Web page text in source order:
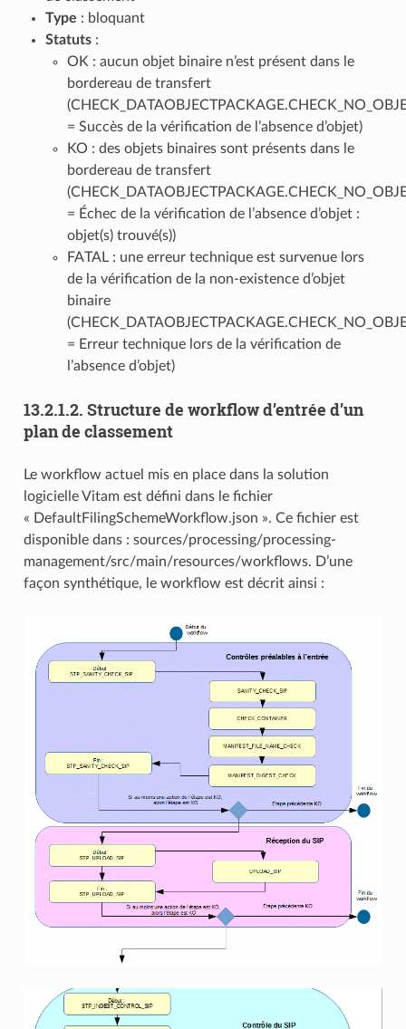
Type : bloquant
Statuts:
OK : aucun objet binaire n’est présent dans le
bordereau de transfert
= Succès de la vérification de l’absence d’objet)
KO : des objets binaires sont présents dans le
bordereau de transfert
= Échec de la vérification de l’absence d’objet :
objet(s) trouvé(s))
FATAL : une erreur technique est survenue lors
de la vérification de la non-existence d’objet
binaire
= Erreur technique lors de la vérification de
l’absence d’objet)
13.2.1.2. Structure de workflow d’entrée d’un
plan de classement
Le workflow actuel mis en place dans la solution
logicielle Vitam est défini dans le fichier
« DefaultFilingSchemeWorkflow.json ». Ce fichier est
disponible dans : sources/processing/processing-
management/src/main/resources/workflows. D’une
façon synthétique, le workflow est décrit ainsi :